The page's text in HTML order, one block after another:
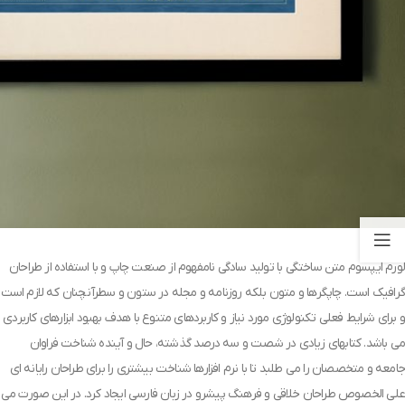
لورم ایپسوم متن ساختگی با تولید سادگی نامفهوم از صنعت چاپ و با استفاده از طراحان
گرافیک است. چاپگرها و متون بلکه روزنامه و مجله در ستون و سطرآنچنان که لازم است
و برای شرایط فعلی تکنولوژی مورد نیاز و کاربردهای متنوع با هدف بهبود ابزارهای کاربردی
می باشد. کتابهای زیادی در شصت و سه درصد گذشته، حال و آینده شناخت فراوان
جامعه و متخصصان را می طلبد تا با نرم افزارها شناخت بیشتری را برای طراحان رایانه ای
علی الخصوص طراحان خلاقی و فرهنگ پیشرو در زبان فارسی ایجاد کرد. در این صورت می